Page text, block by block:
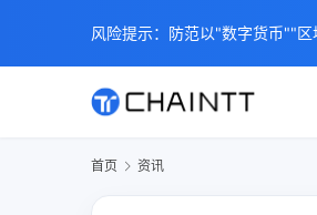
首页 资讯
风险提示：防范以"数字货币""